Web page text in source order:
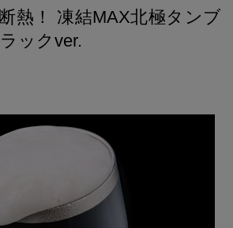
熱！ 凍結MAX北極タンブ
ックver.